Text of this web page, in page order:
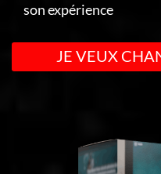
son expérience
JE VEUX